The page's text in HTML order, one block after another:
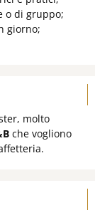
o di gruppo;
giorno;
molto
che vogliono